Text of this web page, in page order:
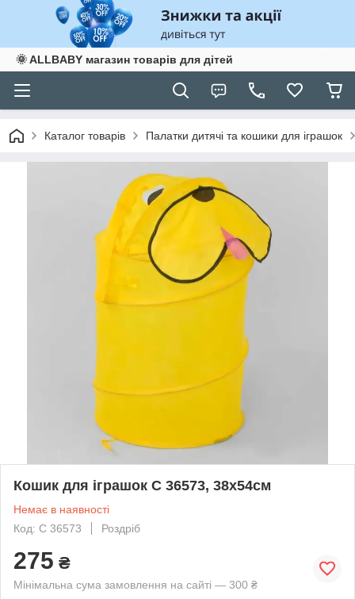
🌞 ALLBABY магазин товарів для дітей
Каталог товарів Палатки дитячі та кошики для іграшок
Кошик для іграшок C 36573, 38х54см
Немає в наявності
Код: С 36573
Роздріб
275 ₴
Мінімальна сума замовлення на сайті — 300 ₴